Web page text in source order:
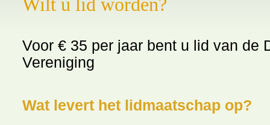
Voor € 35 per jaar bent u lid van de
Vereniging
Wat levert het lidmaatschap op?